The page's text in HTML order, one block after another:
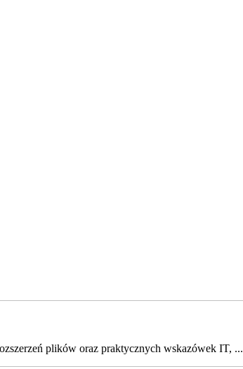
plików oraz praktycznych wskazówek IT, ...